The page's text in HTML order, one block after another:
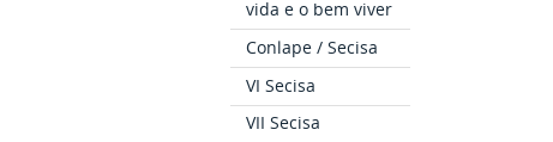
vida e o bem viver
Conlape / Secisa
VI Secisa
VII Secisa